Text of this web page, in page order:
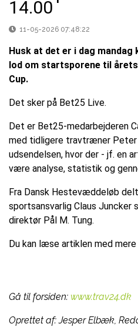
14.00
11-05-2026 07:48:22
Husk at det er i dag
lod om startsporene til
Cup.
Det sker på Bet25 Live.
Det er Bet25-medarbejderen
med tidligere travtræner
udsendelsen, hvor der - jf. en
være analyse, statistik og
Fra Dansk Hestevæddeløb
sportsansvarlig Claus Juncker
direktør Pål M. Tung.
Du kan læse artiklen med
Gå til forsiden: www.trav24.dk
Oprettet af:Jesper Elbæk,